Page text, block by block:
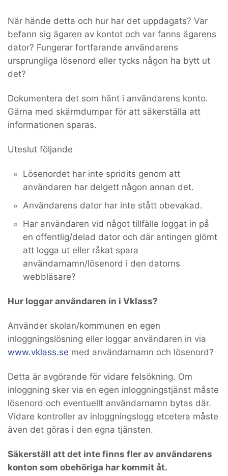
När hände detta och hur har det uppdagats? Var
befann sig ägaren av kontot och var fanns ägarens
dator? Fungerar fortfarande användarens
ursprungliga lösenord eller tycks någon ha bytt ut
det?
Dokumentera det som hänt i användarens konto.
Gärna med skärmdumpar för att säkerställa att
informationen sparas.
Uteslut följande
Lösenordet har inte spridits genom att
användaren har delgett någon annan det.
Användarens dator har inte stått obevakad.
Har användaren vid något tillfälle loggat in på
en offentlig/delad dator och där antingen glömt
att logga ut eller råkat spara
användarnamn/lösenord i den datorns
webbläsare?
Hur loggar användaren in i Vklass?
Använder skolan/kommunen en egen
inloggningslösning eller loggar användaren in via
www.vklass.se med användarnamn och lösenord?
Detta är avgörande för vidare felsökning. Om
inloggning sker via en egen inloggningstjänst måste
lösenord och eventuellt användarnamn bytas där.
Vidare kontroller av inloggningslogg etcetera måste
även det göras i den egna tjänsten.
Säkerställ att det inte finns fler av användarens
konton som obehöriga har kommit åt.